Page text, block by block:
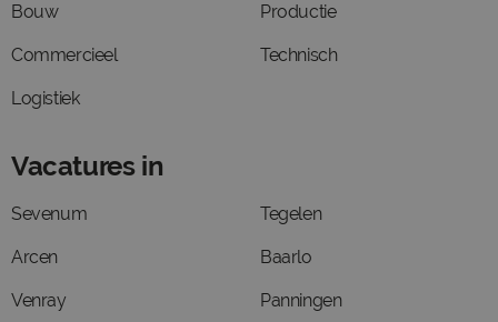
Bouw
Commercieel
Logistiek
Productie
Technisch
Vacatures in
Sevenum
Arcen
Venray
Tegelen
Baarlo
Panningen